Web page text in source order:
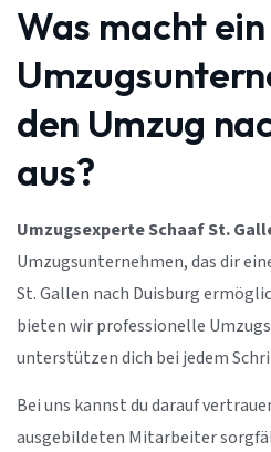
Was macht
den Umzug
aus?
Umzugsexperte Schaaf St.
Umzugsunternehmen, das dir
St. Gallen nach Duisburg
bieten wir professionelle
unterstützen dich bei jedem
Bei uns kannst du darauf
ausgebildeten Mitarbeiter